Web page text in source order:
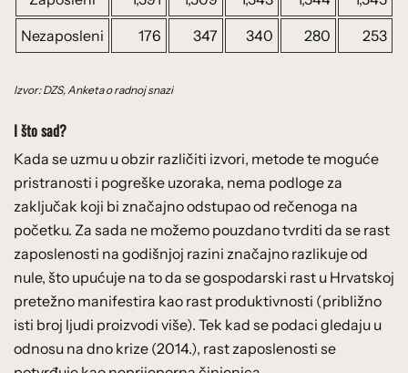
Nezaposleni
176 347 340 280 253
Izvor: DZS, Anketa o radnoj snazi
I što sad?
Kada se uzmu u obzir različiti izvori, metode te moguće
pristranosti i pogreške uzoraka, nema podloge za
zaključak koji bi značajno odstupao od rečenoga na
početku. Za sada ne možemo pouzdano tvrditi da se rast
zaposlenosti na godišnjoj razini značajno razlikuje od
nule, što upućuje na to da se gospodarski rast u Hrvatskoj
pretežno manifestira kao rast produktivnosti (približno
isti broj ljudi proizvodi više). Tek kad se podaci gledaju u
odnosu na dno krize (2014.), rast zaposlenosti se